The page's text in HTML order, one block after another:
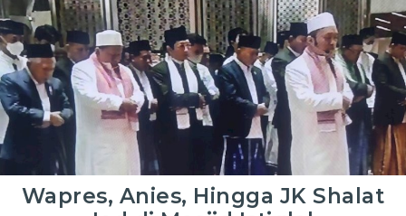
Wapres, Anies, Hingga JK Shalat